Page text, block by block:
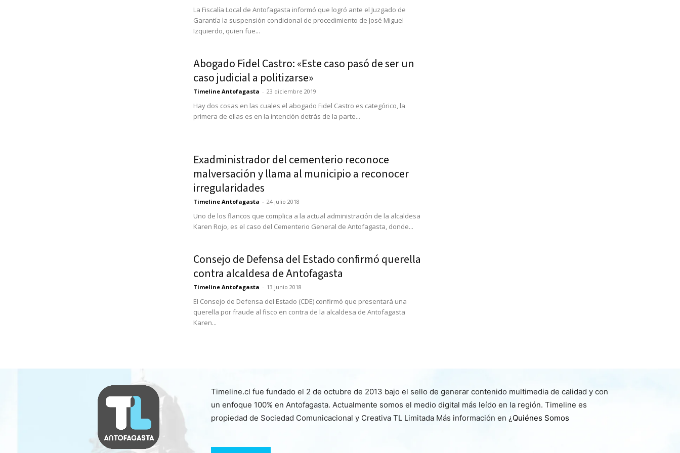
La Fiscalía Local de Antofagasta informó que logró ante el Juzgado de
Garantía la suspensión condicional de procedimiento de José Miguel
Izquierdo, quien fue...
Abogado Fidel Castro: «Este caso pasó de ser un
caso judicial a politizarse»
Timeline Antofagasta - 23 diciembre 2019
Hay dos cosas en las cuales el abogado Fidel Castro es categórico, la
primera de ellas es en la intención detrás de la parte...
Exadministrador del cementerio reconoce
malversación y llama al municipio a reconocer
irregularidades
Timeline Antofagasta - 24 julio 2018
Uno de los flancos que complica a la actual administración de la alcaldesa
Karen Rojo, es el caso del Cementerio General de Antofagasta, donde...
Consejo de Defensa del Estado confirmó querella
contra alcaldesa de Antofagasta
Timeline Antofagasta - 13 junio 2018
El Consejo de Defensa del Estado (CDE) confirmó que presentará una
querella por fraude al fisco en contra de la alcaldesa de Antofagasta
Karen...
Timeline.cl fue fundado el 2 de octubre de 2013 bajo el sello de generar contenido multimedia de calidad y con
un enfoque 100% en Antofagasta. Actualmente somos el medio digital más leído en la región. Timeline es
propiedad de Sociedad Comunicacional y Creativa TL Limitada Más información en ¿Quiénes Somos